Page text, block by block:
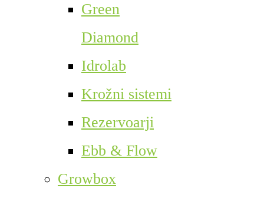
Green
Diamond
Idrolab
Krožni sistemi
Rezervoarji
Ebb & Flow
Growbox